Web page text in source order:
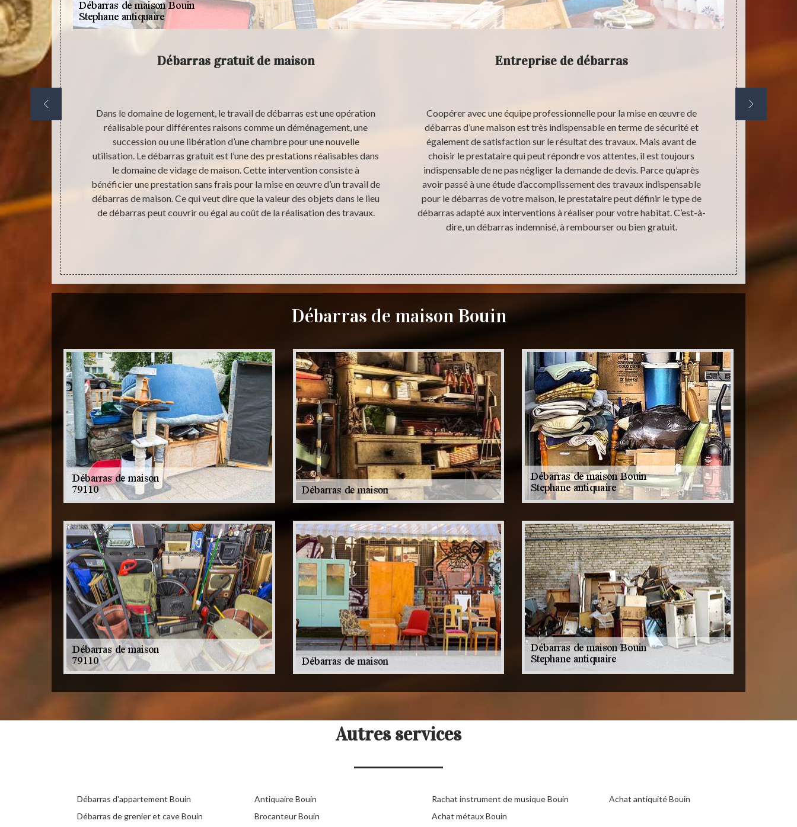
un peu de
à notre
Débarras gratuit de maison
Dans le domaine de logement, le travail de débarras est une opération
réalisable pour différentes raisons comme un déménagement, une
succession ou une libération d’une chambre pour une nouvelle
utilisation. Le débarras gratuit est l’une des prestations réalisables dans
le domaine de vidage de maison. Cette intervention consiste à
bénéficier une prestation sans frais pour la mise en œuvre d’un travail de
débarras de maison. Ce qui veut dire que la valeur des objets dans le lieu
de débarras peut couvrir ou égal au coût de la réalisation des travaux.
Entreprise de débarras
Coopérer avec une équipe professionnelle pour la mise en œuvre de
débarras d’une maison est très indispensable en terme de sécurité et
également de satisfaction sur le résultat des travaux. Mais avant de
choisir le prestataire qui peut répondre vos attentes, il est toujours
indispensable de ne pas négliger la demande de devis. Parce qu’après
avoir passé à une étude d’accomplissement des travaux indispensable
pour le débarras de votre maison, le prestataire peut définir le type de
débarras adapté aux interventions à réaliser pour votre habitat. C’est-à-
dire, un débarras indemnisé, à rembourser ou bien gratuit.
Débarras de maison Bouin
Autres services
Débarras d'appartement Bouin
Débarras de grenier et cave Bouin
Antiquaire Bouin
Brocanteur Bouin
Rachat instrument de musique Bouin
Achat métaux Bouin
Achat antiquité Bouin